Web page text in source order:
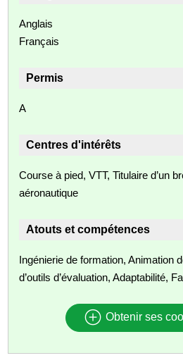
Anglais
Français
Permis
A
Centres d'intérêts
Course à pied, VTT, Titulaire d’un
aéronautique
Atouts et compétences
Ingénierie de formation, Animation
d’outils d’évaluation, Adaptabilité,
Obtenir ses